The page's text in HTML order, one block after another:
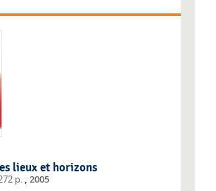
lieux et horizons
p. 2005